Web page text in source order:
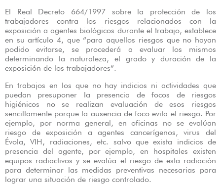
El Real Decreto 664/1997 sobre la protección de los
trabajadores contra los riesgos relacionados con la
exposición a agentes biológicos durante el trabajo, establece
en su artículo 4, que “para aquellos riesgos que no hayan
podido evitarse, se procederá a evaluar los mismos
determinando la naturaleza, el grado y duración de la
exposición de los trabajadores”.
En trabajos en los que no hay indicios ni actividades que
puedan presuponer la presencia de focos de riesgos
higiénicos no se realizan evaluación de esos riesgos
sencillamente porque la ausencia de foco evita el riesgo. Por
ejemplo, por norma general, en oficinas no se evalúan
riesgo de exposición a agentes cancerígenos, virus del
Évola, VIH, radiaciones, etc. salvo que exista indicios de
presencia del agente, por ejemplo, en hospitales existen
equipos radiactivos y se evalúa el riesgo de esta radiación
para determinar las medidas preventivas necesarias para
lograr una situación de riesgo controlado.